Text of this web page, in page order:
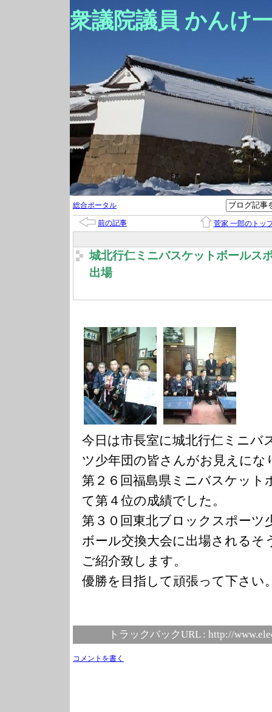
衆議院議員 かんけ
総合ポータル
前の記事 菅家 一郎のトッ
城北行仁ミニバスケットボールス
出場
今日は市長室に城北行仁ミニバ
ツ少年団の皆さんがお見えにな
第２６回福島県ミニバスケット
て第４位の成績でした。
第３０回東北ブロックスポーツ
ボール交換大会に出場されるそ
ご紹介致します。
優勝を目指して頑張って下さい
トラックバックURL : http://
コメントを書く